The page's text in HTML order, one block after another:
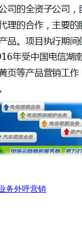
务外呼营销